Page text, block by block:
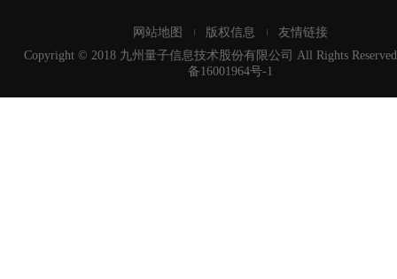
网站地图 版权信息
友情链接
Copyright © 2018 九州量子信息技术股份有限公司 All Rights
备16001964号-1